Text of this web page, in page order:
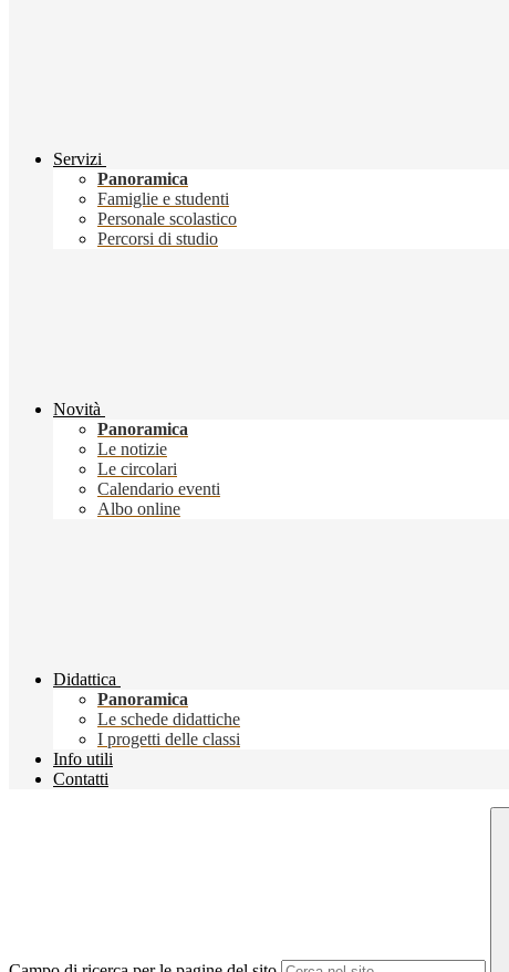
Servizi
Panoramica
Famiglie e studenti
Personale scolastico
Percorsi di studio
Novità
Panoramica
Le notizie
Le circolari
Calendario eventi
Albo online
Didattica
Panoramica
Le schede didattiche
I progetti delle classi
Info utili
Contatti